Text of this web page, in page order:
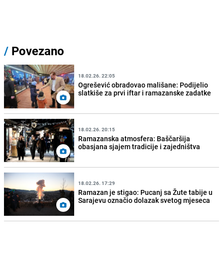
/ Povezano
18.02.26. 22:05
Ogrešević obradovao mališane: Podijelio
slatkiše za prvi iftar i ramazanske zadatke
18.02.26. 20:15
Ramazanska atmosfera: Baščaršija
obasjana sjajem tradicije i zajedništva
18.02.26. 17:29
Ramazan je stigao: Pucanj sa Žute tabije u
Sarajevu označio dolazak svetog mjeseca